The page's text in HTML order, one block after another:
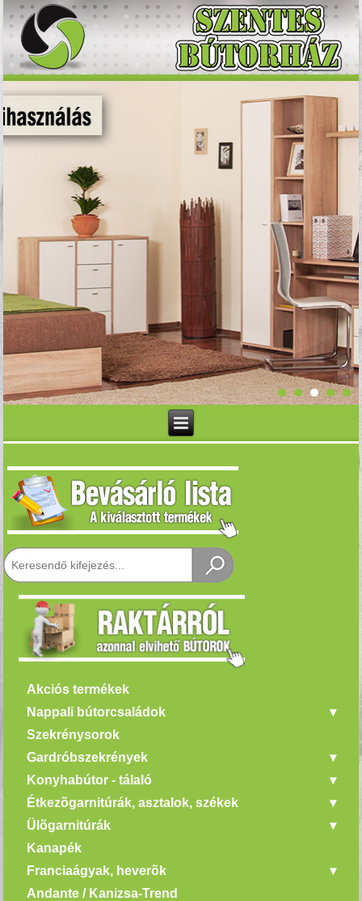
Akciós termékek
Nappali bútorcsaládok
Szekrénysorok
Gardróbszekrények
Konyhabútor - tálaló
Étkezõgarnitúrák, asztalok, székek
Ülõgarnitúrák
Kanapék
Franciaágyak, heverõk
Andante / Kanizsa-Trend